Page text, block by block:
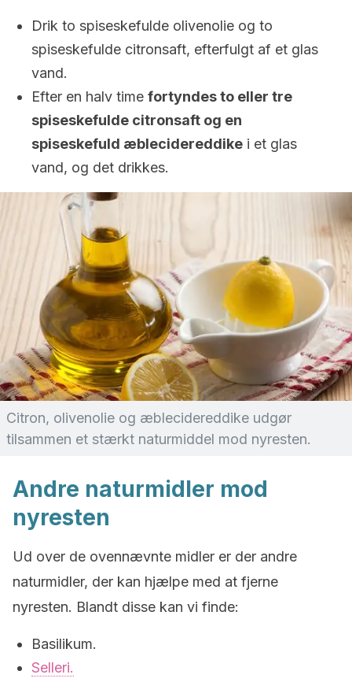
Drik to spiseskefulde olivenolie og to
spiseskefulde citronsaft, efterfulgt af et glas
vand.
Efter en halv time fortyndes to eller tre
spiseskefulde citronsaft og en
spiseskefuld æblecidereddike i et glas
vand, og det drikkes.
Citron, olivenolie og æblecidereddike udgør
tilsammen et stærkt naturmiddel mod nyresten.
Andre naturmidler mod
nyresten
Ud over de ovennævnte midler er der andre
naturmidler, der kan hjælpe med at fjerne
nyresten. Blandt disse kan vi finde:
Basilikum.
Selleri.